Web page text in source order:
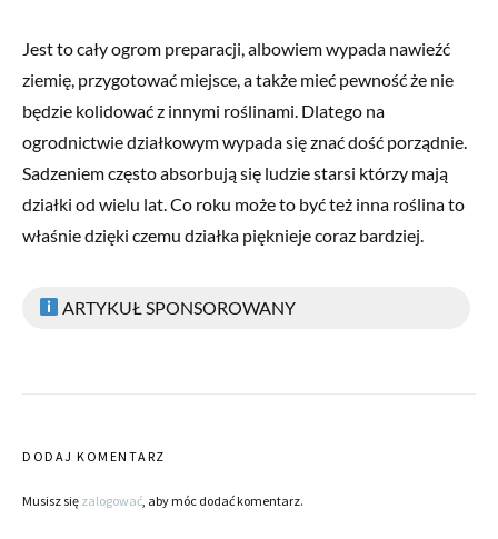
Jest to cały ogrom preparacji, albowiem wypada nawieźć
ziemię, przygotować miejsce, a także mieć pewność że nie
będzie kolidować z innymi roślinami. Dlatego na
ogrodnictwie działkowym wypada się znać dość porządnie.
Sadzeniem często absorbują się ludzie starsi którzy mają
działki od wielu lat. Co roku może to być też inna roślina to
właśnie dzięki czemu działka pięknieje coraz bardziej.
ARTYKUŁ SPONSOROWANY
DODAJ KOMENTARZ
Musisz się zalogować , aby móc dodać komentarz.